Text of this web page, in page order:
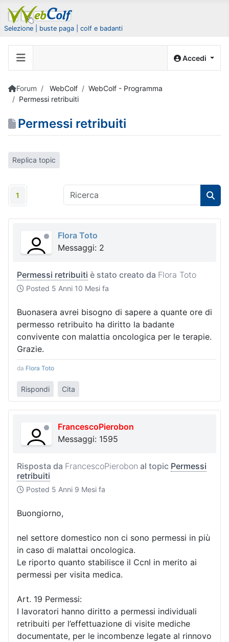
Selezione | buste paga | colf e badanti
Accedi
Forum WebColf
WebColf - Programma
Permessi retribuiti
Permessi retribuiti
Replica topic
1
Flora Toto
Messaggi: 2
Permessi retribuiti è stato creato da Flora Toto
Posted 5 Anni 10 Mesi fa
Buonasera avrei bisogno di sapere a quante ore di
permesso retribuito ha diritto la badante
convivente con malattia oncologica per le terapie.
Grazie.
da Flora Toto
Rispondi Cita
FrancescoPierobon
Messaggi: 1595
Risposta da FrancescoPierobon al topic Permessi
retribuiti
Posted 5 Anni 9 Mesi fa
Buongiorno,
nel settore domestico non ci sono permessi in più
in caso di malattai oncologica.
Le riporto quanto stabilisce il Ccnl in merito ai
permessi per visita medica.
Art. 19 Permessi:
I lavoratori hanno diritto a permessi individuali
retribuiti per l’effettuazione di visite mediche
documentate, per le incombenze legate al rinnovo